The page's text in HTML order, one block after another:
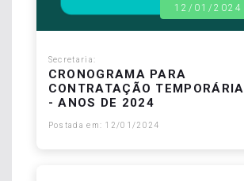
12/01/2024
Secretaria:
CRONOGRAMA PARA
CONTRATAÇÃO TEMPORÁRIA
- ANOS DE 2024
Postada em: 12/01/2024